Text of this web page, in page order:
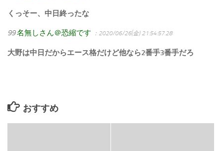
くっそー、中日終ったな
99名無しさん＠恐縮です ：2020/06/26(金) 21:54:57.28
大野は中日だからエース格だけど他なら2番手3番手だろ
おすすめ